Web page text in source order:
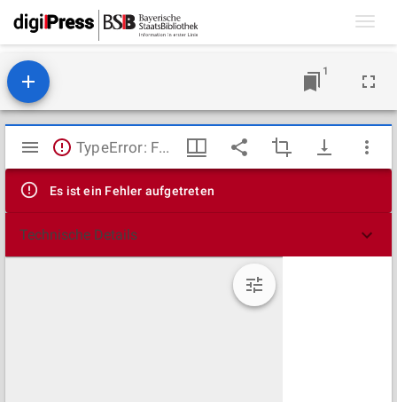
1
Mirador
Viewer
TypeError: Failed to fetch
Es ist ein Fehler aufgetreten
Technische Details